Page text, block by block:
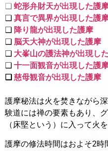
❑ 蛇形弁財天が出現した護
❑ 真言で異界が出現した護
❑ 降り龍が出現した護摩
❑ 脳天大神が出現した護摩
❑ 大峯山の護法神が出現し
❑ 十一面観音が出現した護
❑ 慈母観音が出現した護摩
護摩秘法は火を焚きながら
験道には禅の要素もあり、
（床堅という）に入って火
護摩の修法時間はおよそ2時